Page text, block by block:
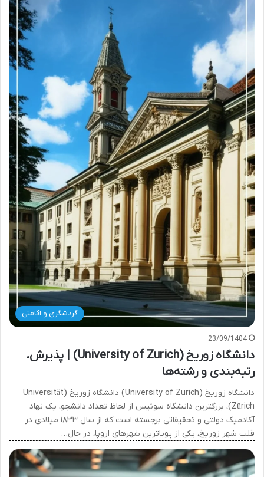
گردشگری و اقامتی
23/09/1404
دانشگاه زوریخ (University of Zurich) | پذیرش،
رتبه‌بندی و رشته‌ها
دانشگاه زوریخ (University of Zurich) دانشگاه زوریخ (Universität
Zürich)، بزرگترین دانشگاه سوئیس از لحاظ تعداد دانشجو، یک نهاد
آکادمیک دولتی و تحقیقاتی برجسته است که از سال ۱۸۳۳ میلادی در
قلب شهر زوریخ، یکی از پویاترین شهرهای اروپا، در حال…